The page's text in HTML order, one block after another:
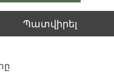
Պատվիրել